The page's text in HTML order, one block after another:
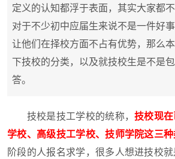
定义的认知都浮于表面，其实大家都
对于不少初中应届生来说不是一件好
让他们在择校方面不占有优势，那么
下技校的分类，以及就技校生是不是
答。
技校是技工学校的统称，技校现
学校、高级技工学校、技师学院这三
阶段的人报名求学，很多人想进技校